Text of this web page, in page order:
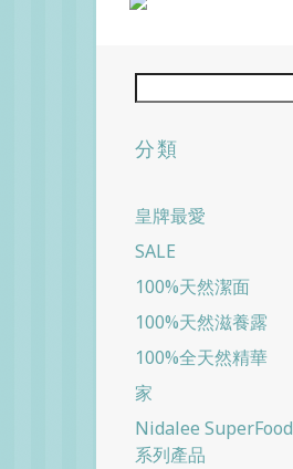
分類
皇牌最愛
SALE
100%天然潔面
100%天然滋養露
100%全天然精華
家
Nidalee SuperFood
系列產品